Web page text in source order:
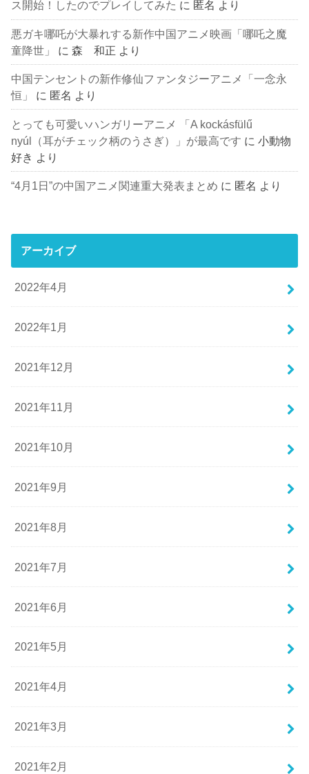
ス開始！したのでプレイしてみた に 匿名 より
悪ガキ哪吒が大暴れする新作中国アニメ映画「哪吒之魔
童降世」
に森 和正 より
中国テンセントの新作修仙ファンタジーアニメ「一念永
恒」
に 匿名 より
とっても可愛いハンガリーアニメ 「A kockásfülű
nyúl（耳がチェック柄のうさぎ）」が最高です に小動物
好き より
“4月1日”の中国アニメ関連重大発表まとめ に 匿名 より
アーカイブ
2022年4月
2022年1月
2021年12月
2021年11月
2021年10月
2021年9月
2021年8月
2021年7月
2021年6月
2021年5月
2021年4月
2021年3月
2021年2月